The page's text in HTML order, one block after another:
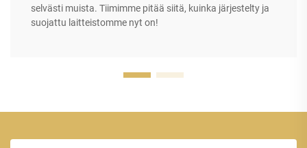
selvästi muista. Tiimimme pitää siitä, kuinka järjestelty ja
suojattu laitteistomme nyt on!